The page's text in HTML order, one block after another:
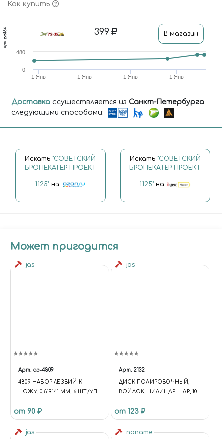
Как купить
Арт.
zv6164 399 В магазин
1 Янв 1 Янв 1 Янв 1 Янв
0
480
Доставка осуществляется из Санкт-Петербурга
следующими способами:
Искать "СОВЕТСКИЙ
БРОНЕКАТЕР ПРОЕКТ
1125"на
Искать "СОВЕТСКИЙ
БРОНЕКАТЕР ПРОЕКТ
1125" на
Может пригодится
jas
Арт. аэ-4809
4809 НАБОР ЛЕЗВИЙ К
НОЖУ, 0,6*9*41 ММ, 6 ШТ/УП
от 90 ₽
jas
Арт. 2132
ДИСК ПОЛИРОВОЧНЫЙ,
ВОЙЛОК, ЦИЛИНДР-ШАР, 10
JAS 2132
от 123 ₽
jas noname